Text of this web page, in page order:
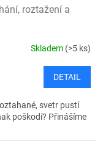
roztažení a
Skladem (>5 ks)
DETAIL
svetr pustí
poškodí? Přinášíme